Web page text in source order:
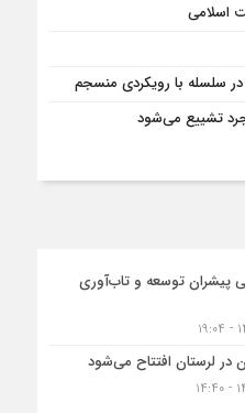
اسلامی
در سلسله با رویکردی منسجم
تشییع می‌شود
پیشران توسعه و تاب‌آوری